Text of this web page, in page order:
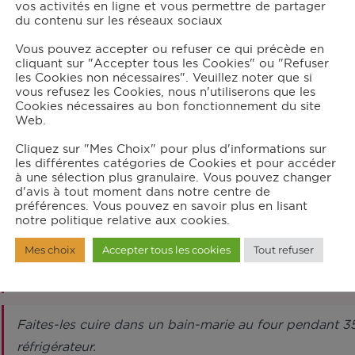
Eau
Dans le robot muni du batteur, mettez les jaunes
mode manuel en vitesse 7 pendant 1 min.
Ajoutez la crème liquide par le centre du couvercle.
Faites-les cuire dans un bain-marie au four pendant
réfrigérateur.
vos activités en ligne et vous permettre de partager
du contenu sur les réseaux sociaux
Vous pouvez accepter ou refuser ce qui précède en
cliquant sur "Accepter tous les Cookies" ou "Refuser
les Cookies non nécessaires". Veuillez noter que si
vous refusez les Cookies, nous n'utiliserons que les
Cookies nécessaires au bon fonctionnement du site
Web.
Cliquez sur "Mes Choix" pour plus d'informations sur
les différentes catégories de Cookies et pour accéder
à une sélection plus granulaire. Vous pouvez changer
d'avis à tout moment dans notre centre de
préférences. Vous pouvez en savoir plus en lisant
notre politique relative aux cookies.
Mes choix Accepter tous les cookies Tout refuser